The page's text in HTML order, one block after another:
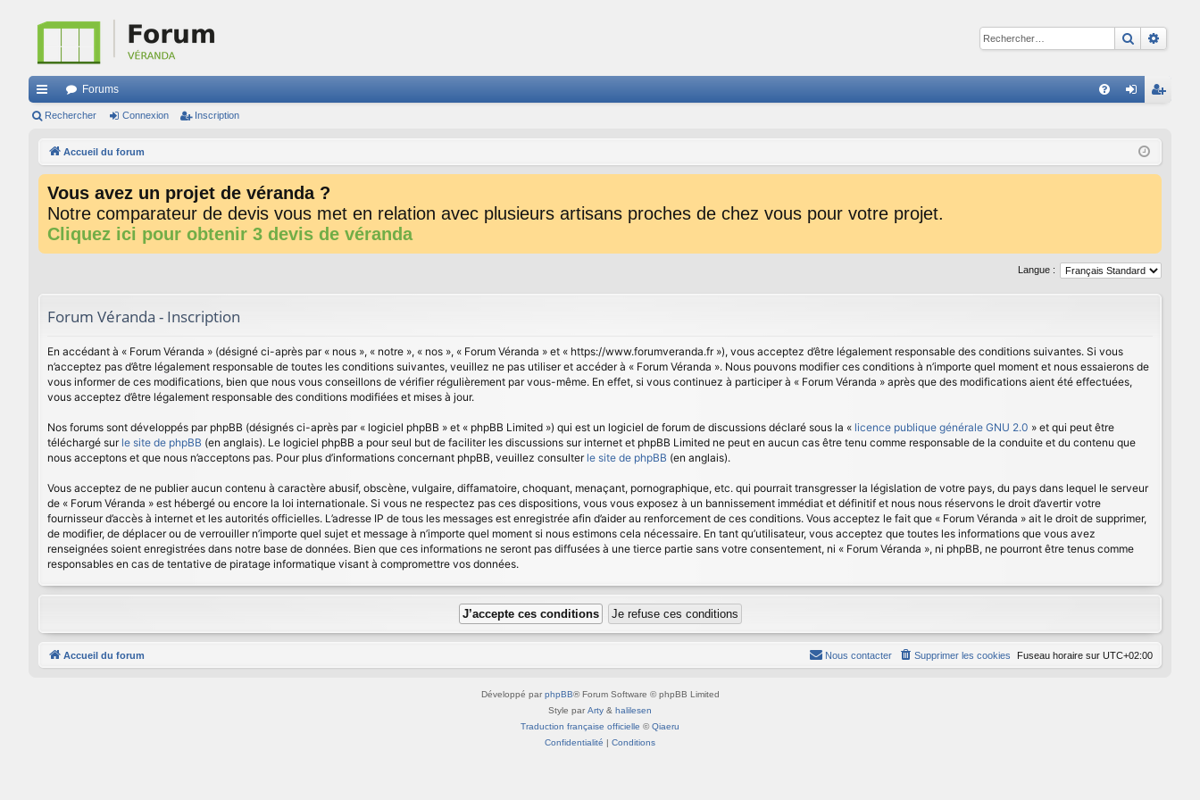
ac
Forums
cri
Rechercher Connexion Inscription
Accueil du forum
Vous avez un projet de véranda ?
Notre comparateur de devis vous met en relation avec plusieurs artisans proches de chez vous pour votre projet.
Cliquez ici pour obtenir 3 devis de véranda
Langue :
Forum Véranda - Inscription
En accédant à « Forum Véranda » (désigné ci-après par « nous », « notre », « nos », « Forum Véranda » et « https://www.forumveranda.fr »), vous acceptez d’être légalement responsable des conditions suivantes. Si vous
n’acceptez pas d’être légalement responsable de toutes les conditions suivantes, veuillez ne pas utiliser et accéder à « Forum Véranda ». Nous pouvons modifier ces conditions à n’importe quel moment et nous essaierons de
vous informer de ces modifications, bien que nous vous conseillons de vérifier régulièrement par vous-même. En effet, si vous continuez à participer à « Forum Véranda » après que des modifications aient été effectuées,
vous acceptez d’être légalement responsable des conditions modifiées et mises à jour.
Nos forums sont développés par phpBB (désignés ci-après par « logiciel phpBB » et « phpBB Limited ») qui est un logiciel de forum de discussions déclaré sous la « licence publique générale GNU 2.0 » et qui peut être
téléchargé sur le site de phpBB (en anglais). Le logiciel phpBB a pour seul but de faciliter les discussions sur internet et phpBB Limited ne peut en aucun cas être tenu comme responsable de la conduite et du contenu que
nous acceptons et que nous n’acceptons pas. Pour plus d’informations concernant phpBB, veuillez consulter le site de phpBB (en anglais).
Vous acceptez de ne publier aucun contenu à caractère abusif, obscène, vulgaire, diffamatoire, choquant, menaçant, pornographique, etc. qui pourrait transgresser la législation de votre pays, du pays dans lequel le serveur
de « Forum Véranda » est hébergé ou encore la loi internationale. Si vous ne respectez pas ces dispositions, vous vous exposez à un bannissement immédiat et définitif et nous nous réservons le droit d’avertir votre
fournisseur d’accès à internet et les autorités officielles. L’adresse IP de tous les messages est enregistrée afin d’aider au renforcement de ces conditions. Vous acceptez le fait que « Forum Véranda » ait le droit de supprimer,
de modifier, de déplacer ou de verrouiller n’importe quel sujet et message à n’importe quel moment si nous estimons cela nécessaire. En tant qu’utilisateur, vous acceptez que toutes les informations que vous avez
renseignées soient enregistrées dans notre base de données. Bien que ces informations ne seront pas diffusées à une tierce partie sans votre consentement, ni « Forum Véranda », ni phpBB, ne pourront être tenus comme
responsables en cas de tentative de piratage informatique visant à compromettre vos données.
Accueil du forum Fuseau horaire sur UTC+02:00
Supprimer les cookies
Nous contacter
Développé par phpBB® Forum Software © phpBB Limited
Style par Arty & halilesen
Traduction française officielle ©Qiaeru
Confidentialité | Conditions